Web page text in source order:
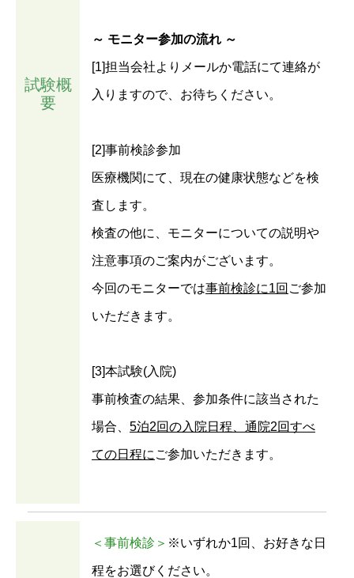
試験概
要
～ モニター参加の流れ ～
[1]担当会社よりメールか電話にて連絡が
入りますので、お待ちください。
[2]事前検診参加
医療機関にて、現在の健康状態などを検
査します。
検査の他に、モニターについての説明や
注意事項のご案内がございます。
今回のモニターでは事前検診に1回 ご参加
いただきます。
[3]本試験(入院)
事前検査の結果、参加条件に該当された
場合、 5泊2回の入院日程、通院2回すべ
ての日程に ご参加いただきます。
＜事前検診＞ ※いずれか1回、お好きな日
程をお選びください。